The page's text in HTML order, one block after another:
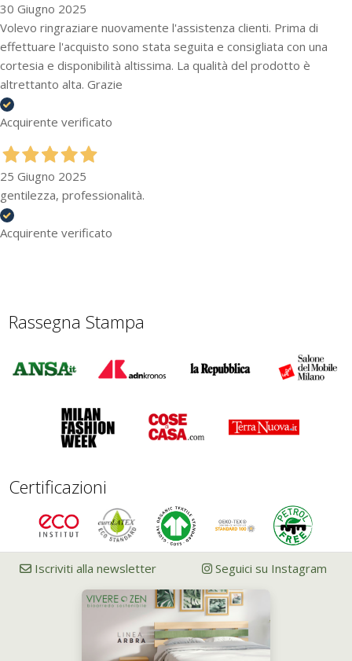
30 Giugno 2025
Volevo ringraziare nuovamente l'assistenza clienti. Prima di
effettuare l'acquisto sono stata seguita e consigliata con una
cortesia e disponibilità altissima. La qualità del prodotto è
altrettanto alta. Grazie
Acquirente verificato
25 Giugno 2025
gentilezza, professionalità.
Acquirente verificato
Rassegna Stampa
Certificazioni
Iscriviti alla newsletter Seguici su Instagram